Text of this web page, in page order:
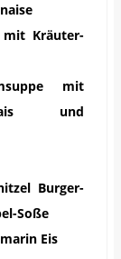
Kräuter-
mit
und
Burger-
Soße
Eis